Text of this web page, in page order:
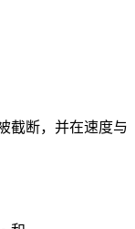
截断，并在速度与